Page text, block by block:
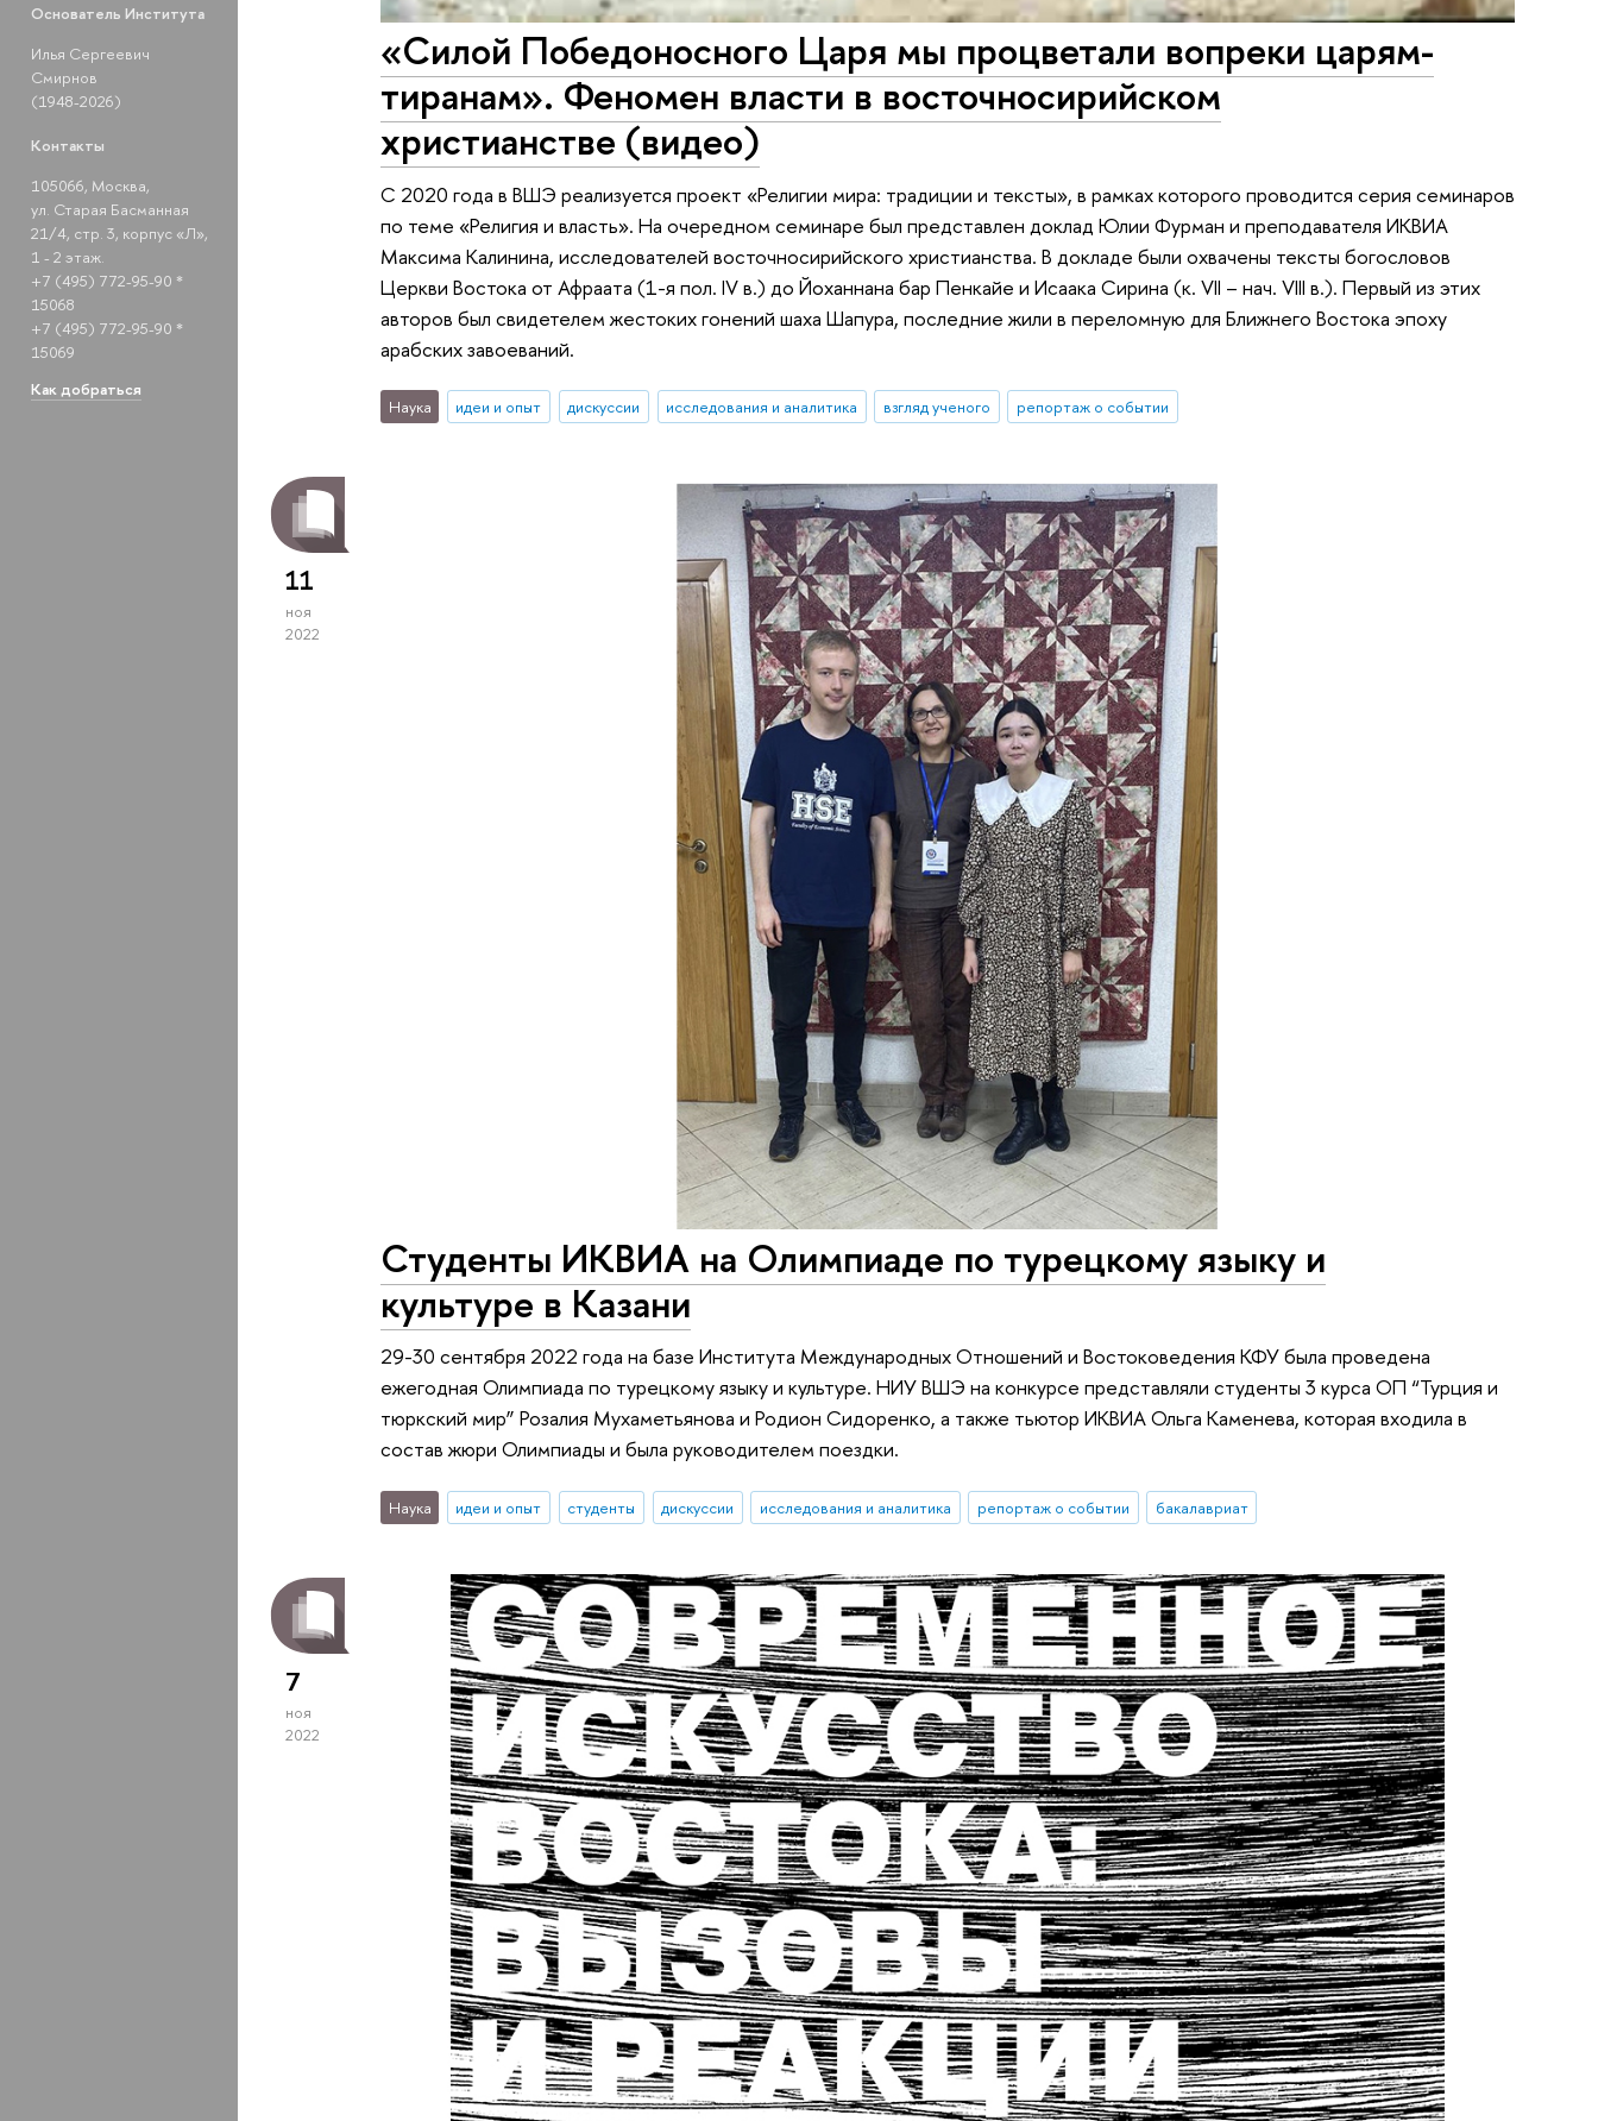
Основатель Института
Илья Сергеевич
Смирнов
(1948-2026)
Контакты
105066, Москва,
ул. Старая Басманная
21/4, стр. 3, корпус «Л»,
1 - 2 этаж.
+7 (495) 772-95-90 *
15068
+7 (495) 772-95-90 *
15069
Как добраться
«Силой Победоносного Царя мы процветали вопреки царям-
тиранам». Феномен власти в восточносирийском
христианстве (видео)
С 2020 года в ВШЭ реализуется проект «Религии мира: традиции и тексты», в рамках которого проводится серия семинаров
по теме «Религия и власть». На очередном семинаре был представлен доклад Юлии Фурман и преподавателя ИКВИА
Максима Калинина, исследователей восточносирийского христианства. В докладе были охвачены тексты богословов
Церкви Востока от Афраата (1-я пол. IV в.) до Йоханнана бар Пенкайе и Исаака Сирина (к. VII – нач. VIII в.). Первый из этих
авторов был свидетелем жестоких гонений шаха Шапура, последние жили в переломную для Ближнего Востока эпоху
арабских завоеваний.
Наука идеи и опыт дискуссии исследования и аналитика взгляд ученого репортаж о событии
11
ноя
2022
Студенты ИКВИА на Олимпиаде по турецкому языку и
культуре в Казани
29-30 сентября 2022 года на базе Института Международных Отношений и Востоковедения КФУ была проведена
ежегодная Олимпиада по турецкому языку и культуре. НИУ ВШЭ на конкурсе представляли студенты 3 курса ОП “Турция и
тюркский мир” Розалия Мухаметьянова и Родион Сидоренко, а также тьютор ИКВИА Ольга Каменева, которая входила в
состав жюри Олимпиады и была руководителем поездки.
Наука идеи и опыт студенты дискуссии исследования и аналитика репортаж о событии бакалавриат
7
ноя
2022